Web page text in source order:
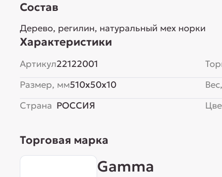
Состав
Дерево, регилин, натуральный мех норки
Характеристики
Артикул22122001
Размер, мм510x50x10
Страна РОССИЯ
Торговая марка
Gamma